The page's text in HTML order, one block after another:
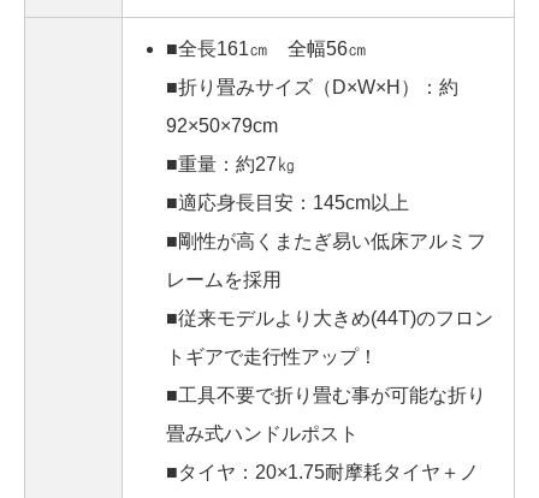
■全長161㎝ 全幅56㎝
■折り畳みサイズ（D×W×H）：約
92×50×79cm
■重量：約27㎏
■適応身長目安：145cm以上
■剛性が高くまたぎ易い低床アルミフ
レームを採用
■従来モデルより大きめ(44T)のフロン
トギアで走行性アップ！
■工具不要で折り畳む事が可能な折り
畳み式ハンドルポスト
■タイヤ：20×1.75耐摩耗タイヤ＋ノ